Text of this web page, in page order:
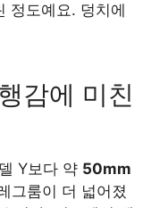
정도예요. 덩치에
감에 미친
Y보다 약 50mm
그룸이 더 넓어졌